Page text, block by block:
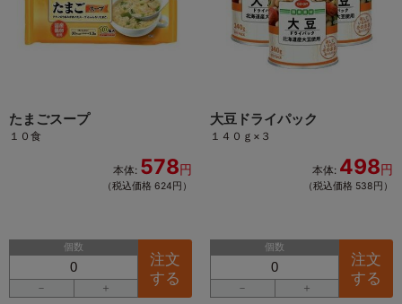
たまごスープ
１０食
本体: 578円
（税込価格 624円）
個数
－ ＋
注文
する
大豆ドライパック
１４０ｇ×３
本体: 498円
（税込価格 538円）
個数
－ ＋
注文
する